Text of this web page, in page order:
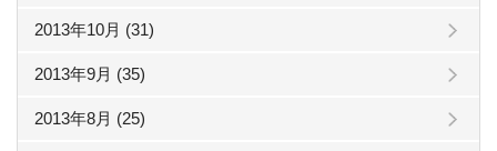
2013年10月 (31)
2013年9月 (35)
2013年8月 (25)